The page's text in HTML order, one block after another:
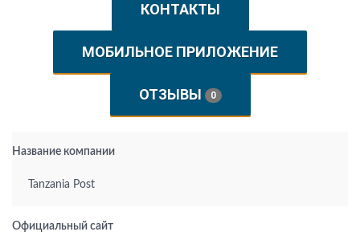
КОНТАКТЫ
МОБИЛЬНОЕ ПРИЛОЖЕНИЕ
ОТЗЫВЫ 0
Название компании
Tanzania Post
Официальный сайт